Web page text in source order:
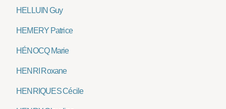
HELLUIN Guy
HEMERY Patrice
HÉNOCQ Marie
HENRI Roxane
HENRIQUES Cécile